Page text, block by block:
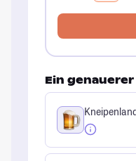
Ein genauerer